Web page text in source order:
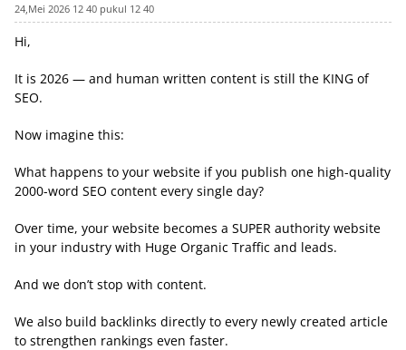
24,Mei 2026 12 40 pukul 12 40
Hi,
It is 2026 — and human written content is still the KING of
SEO.
Now imagine this:
What happens to your website if you publish one high-quality
2000-word SEO content every single day?
Over time, your website becomes a SUPER authority website
in your industry with Huge Organic Traffic and leads.
And we don’t stop with content.
We also build backlinks directly to every newly created article
to strengthen rankings even faster.